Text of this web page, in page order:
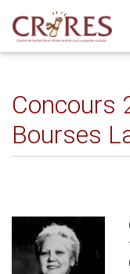
Concours
Bourses